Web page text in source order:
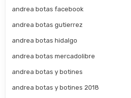
andrea botas facebook
andrea botas gutierrez
andrea botas hidalgo
andrea botas mercadolibre
andrea botas y botines
andrea botas y botines 2018